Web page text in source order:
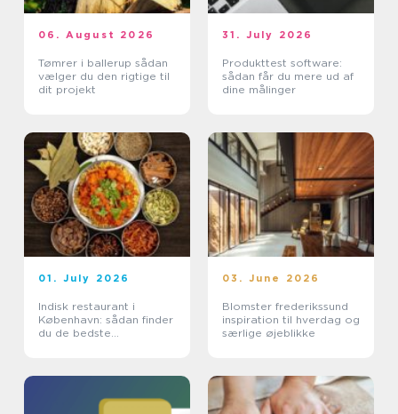
06. August 2026
Tømrer i ballerup sådan
vælger du den rigtige til
dit projekt
31. July 2026
Produkttest software:
sådan får du mere ud af
dine målinger
01. July 2026
Indisk restaurant i
København: sådan finder
du de bedste
03. June 2026
Blomster frederikssund
inspiration til hverdag og
særlige øjeblikke